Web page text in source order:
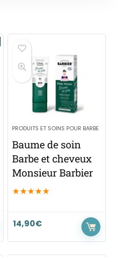
PRODUITS ET SOINS POUR BARBE
Baume de soin
Barbe et cheveux
Monsieur Barbier
★★★★★
14,90€